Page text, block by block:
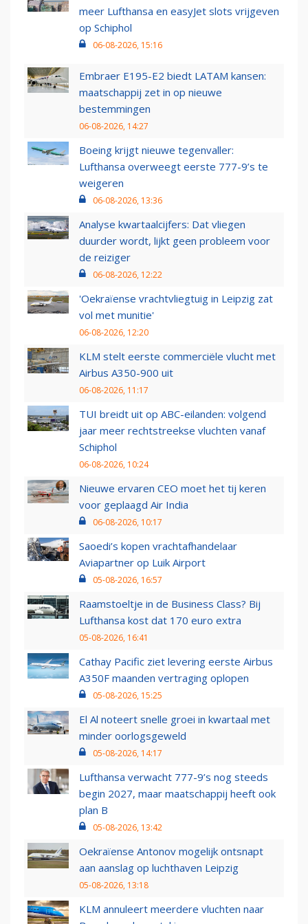
meer Lufthansa en easyJet slots vrijgeven
op Schiphol
06-08-2026, 15:16
Embraer E195-E2 biedt LATAM kansen:
maatschappij zet in op nieuwe
bestemmingen
06-08-2026, 14:27
Boeing krijgt nieuwe tegenvaller:
Lufthansa overweegt eerste 777-9’s te
weigeren
06-08-2026, 13:36
Analyse kwartaalcijfers: Dat vliegen
duurder wordt, lijkt geen probleem voor
de reiziger
06-08-2026, 12:22
'Oekraïense vrachtvliegtuig in Leipzig zat
vol met munitie'
06-08-2026, 12:20
KLM stelt eerste commerciële vlucht met
Airbus A350-900 uit
06-08-2026, 11:17
TUI breidt uit op ABC-eilanden: volgend
jaar meer rechtstreekse vluchten vanaf
Schiphol
06-08-2026, 10:24
Nieuwe ervaren CEO moet het tij keren
voor geplaagd Air India
06-08-2026, 10:17
Saoedi’s kopen vrachtafhandelaar
Aviapartner op Luik Airport
05-08-2026, 16:57
Raamstoeltje in de Business Class? Bij
Lufthansa kost dat 170 euro extra
05-08-2026, 16:41
Cathay Pacific ziet levering eerste Airbus
A350F maanden vertraging oplopen
05-08-2026, 15:25
El Al noteert snelle groei in kwartaal met
minder oorlogsgeweld
05-08-2026, 14:17
Lufthansa verwacht 777-9’s nog steeds
begin 2027, maar maatschappij heeft ook
plan B
05-08-2026, 13:42
Oekraïense Antonov mogelijk ontsnapt
aan aanslag op luchthaven Leipzig
05-08-2026, 13:18
KLM annuleert meerdere vluchten naar